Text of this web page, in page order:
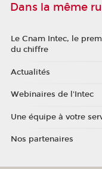
Dans la même
Le Cnam Intec, le
du chiffre
Actualités
Webinaires de l'Intec
Une équipe à votre
Nos partenaires